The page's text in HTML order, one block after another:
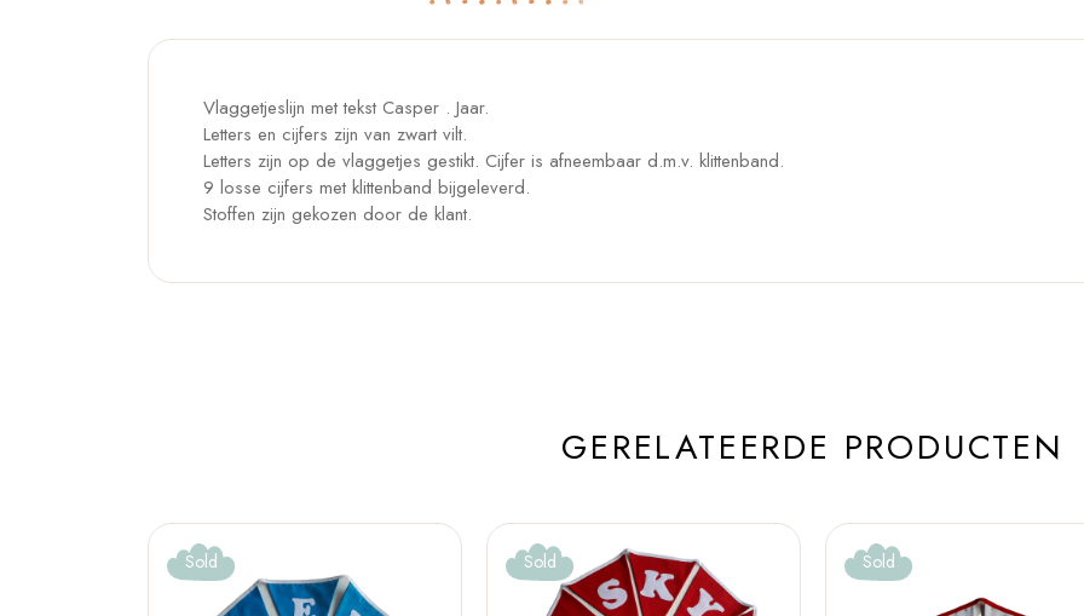
Vlaggetjeslijn met tekst Casper . Jaar.
Letters en cijfers zijn van zwart vilt.
Letters zijn op de vlaggetjes gestikt. Cijfer is afneembaar d.m.v. klittenband.
9 losse cijfers met klittenband bijgeleverd.
Stoffen zijn gekozen door de klant.
GERELATEERDE PRODUCTEN
Sold Sold Sold